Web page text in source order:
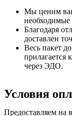
Мы ценим
необходимые
Благодаря
доставлен
Весь пакет
прилагается
через ЭДО.
Условия
Предоставляем